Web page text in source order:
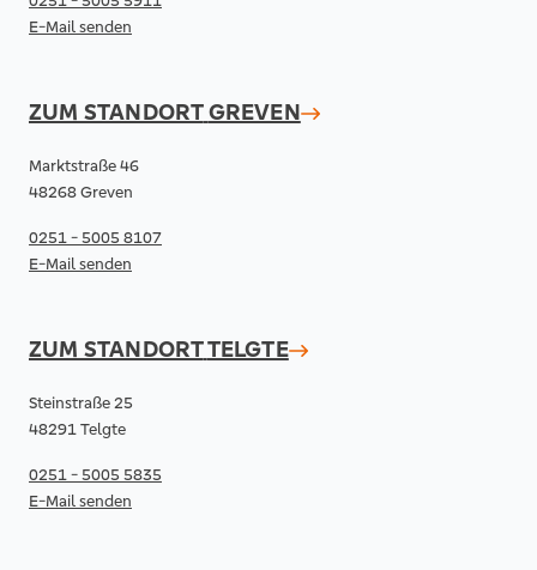
E-Mail senden
ZUM STANDORTGREVEN
Marktstraße 46
48268 Greven
0251 - 5005 8107
E-Mail senden
ZUM STANDORTTELGTE
Steinstraße 25
48291 Telgte
0251 - 5005 5835
E-Mail senden